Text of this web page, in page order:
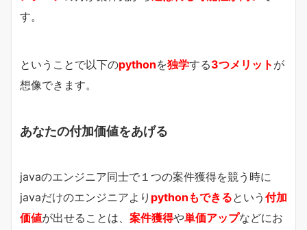
す。
ということで以下のpythonを独学する3つメリット が
想像できます。
あなたの付加価値をあげる
javaのエンジニア同士で１つの案件獲得を競う時に
javaだけのエンジニアより pythonもできるという 付加
価値が出せることは、 案件獲得や単価アップなどにお